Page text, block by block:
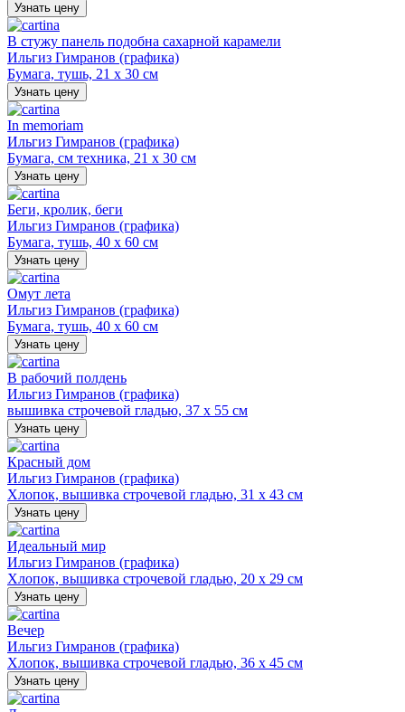
Узнать цену
В стужу панель подобна сахарной карамели
Ильгиз Гимранов (графика)
Бумага, тушь, 21 х 30 см
Узнать цену
In memoriam
Ильгиз Гимранов (графика)
Бумага, см техника, 21 х 30 см
Узнать цену
Беги, кролик, беги
Ильгиз Гимранов (графика)
Бумага, тушь, 40 х 60 см
Узнать цену
Омут лета
Ильгиз Гимранов (графика)
Бумага, тушь, 40 х 60 см
Узнать цену
В рабочий полдень
Ильгиз Гимранов (графика)
вышивка строчевой гладью, 37 х 55 см
Узнать цену
Красный дом
Ильгиз Гимранов (графика)
Хлопок, вышивка строчевой гладью, 31 х 43 см
Узнать цену
Идеальный мир
Ильгиз Гимранов (графика)
Хлопок, вышивка строчевой гладью, 20 х 29 см
Узнать цену
Вечер
Ильгиз Гимранов (графика)
Хлопок, вышивка строчевой гладью, 36 х 45 см
Узнать цену